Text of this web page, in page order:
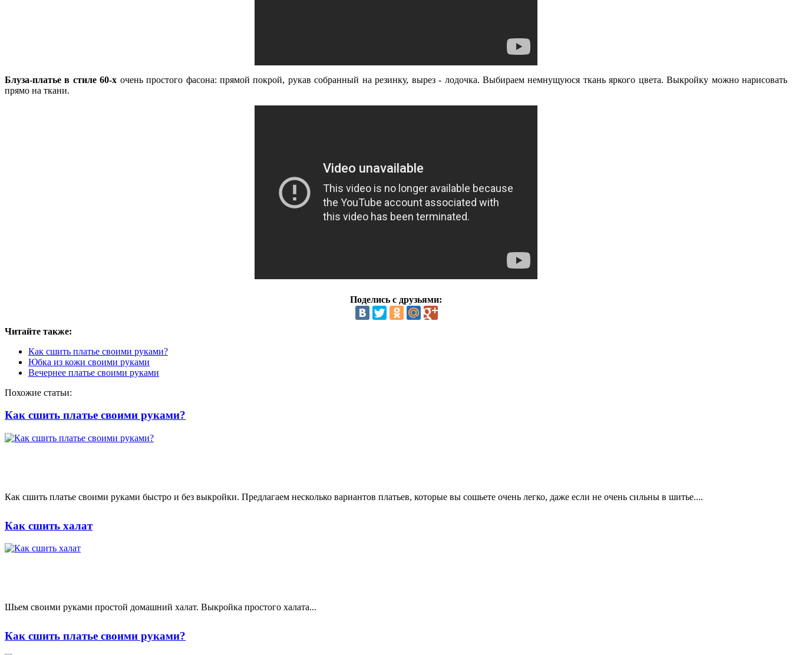
Блуза-платье в стиле 60-х очень простого фасона: прямой покрой, рукав собранный на резинку, вырез - лодочка. Выбираем немнущуюся ткань яркого цвета. Выкройку можно нарисовать
прямо на ткани.
Поделись с друзьями:
Читайте также:
Как сшить платье своими руками?
Юбка из кожи своими руками
Вечернее платье своими руками
Похожие статьи:
Как сшить платье своими руками?
Как сшить платье своими руками быстро и без выкройки. Предлагаем несколько вариантов платьев, которые вы сошьете очень легко, даже если не очень сильны в шитье....
Как сшить халат
Шьем своими руками простой домашний халат. Выкройка простого халата...
Как сшить платье своими руками?